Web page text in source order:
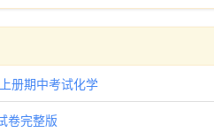
册期中考试化学
卷完整版